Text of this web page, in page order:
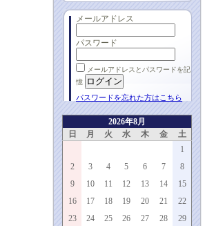
メールアドレス
パスワード
メールアドレスとパスワードを記
憶
パスワードを忘れた方はこちら
2026年8月
日
月 火 水 木 金
土
1
2
3 4 5 6 7
8
9
10 11 12 13 14
15
16
17 18 19 20 21
22
23
24 25 26 27 28
29